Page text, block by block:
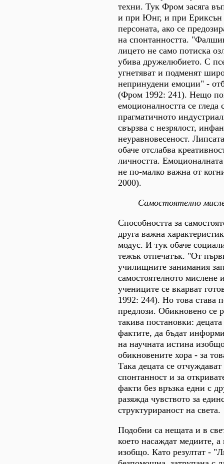
техни. Тук Фром засяга
и при Юнг, и при Ериксън
персоната, ако се
на спонтанността.
лицето не само потиска
убива дружелюбието. С
угнетяват и подменят
непринудени емоции" -
(Фром 1992: 241). Нещо
емоционалността се гледа
прагматичното
свързва с незрялост,
неуравновесеност.
обаче отслабва
личността.
не по-малко важна от
2000).
Самостоятелно
Способността за
друга важна
модус. И тук обаче
тежък отпечатък. "От
училищните занимания
самостоятелното мислене
учениците се вкарват
1992: 244). Но това става
предлози. Обикновено се
такива постановки: децата
фактите, да бъдат
на научната истина
обикновените хора - за
Така децата се отчуждават
спонтанност и за
факти без връзка едни с
разяжда чувството за
структурираност на света.
Подобни са нещата и в
което насаждат медиите,
изобщо. Като резултат -